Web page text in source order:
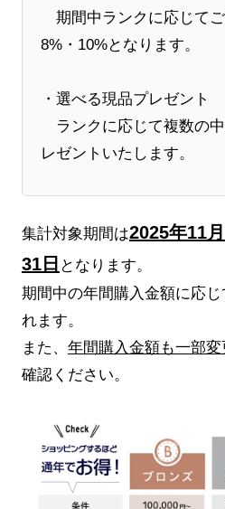
期間中ランクに応じて
8%・10%となります。
・選べる現品プレゼント
ランクに応じて複数の
レゼントいたします。
集計対象期間は2025年11
31日 となります。
期間中の年間購入金額に応
れます。
また、 年間購入金額も一部変
確認ください。